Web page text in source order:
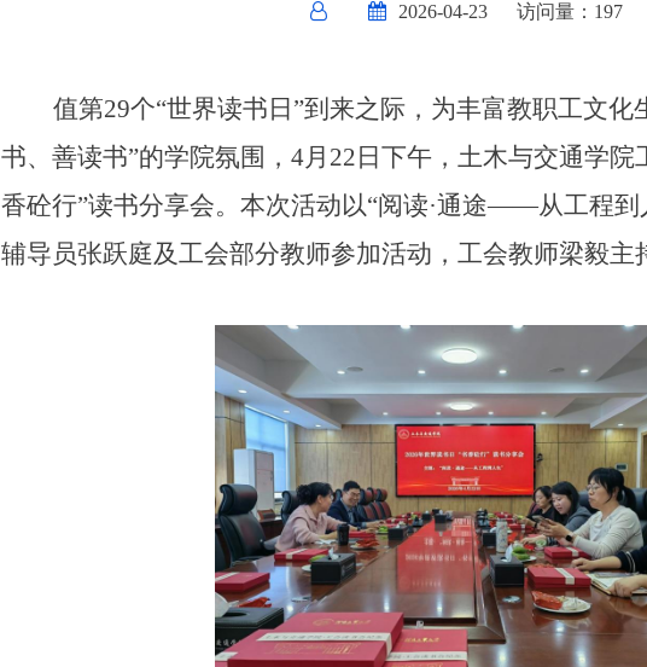
2026-04-23 访问量： 197
值第29个“世界读书日”到来之际，为丰富教职工文化
书、善读书”的学院氛围，4月22日下午，土木与交通学院
香砼行”读书分享会。本次活动以“阅读·通途——从工程到
辅导员张跃庭及工会部分教师参加活动，工会教师梁毅主